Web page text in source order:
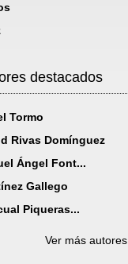
destacados
Tormo
Rivas Domínguez
Ángel Font...
Gallego
Piqueras...
Ver más autores